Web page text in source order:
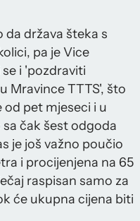
da država šteka s
pa je Vice
i 'pozdraviti
Mravince TTTS', što
od pet mjeseci i u
čak šest odgoda
je još važno poučio
i procijenjena na 65
raspisan samo za
će ukupna cijena biti